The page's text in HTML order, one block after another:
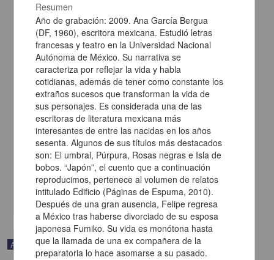
En voz de Xavier Velasco
Velasco, Xavier - Coordinación de Difusión Cultural, UNAM
2023-05-11
Artes y Humanidades
Audio
Resumen
Año de grabación: 2009. Ana García Bergua
(DF, 1960), escritora mexicana. Estudió letras
francesas y teatro en la Universidad Nacional
Autónoma de México. Su narrativa se
caracteriza por reflejar la vida y habla
cotidianas, además de tener como constante los
extraños sucesos que transforman la vida de
sus personajes. Es considerada una de las
escritoras de literatura mexicana más
interesantes de entre las nacidas en los años
sesenta. Algunos de sus títulos más destacados
son: El umbral, Púrpura, Rosas negras e Isla de
bobos. “Japón”, el cuento que a continuación
reproducimos, pertenece al volumen de relatos
intitulado Edificio (Páginas de Espuma, 2010).
Después de una gran ausencia, Felipe regresa
a México tras haberse divorciado de su esposa
japonesa Fumiko. Su vida es monótona hasta
que la llamada de una ex compañera de la
preparatoria lo hace asomarse a su pasado.